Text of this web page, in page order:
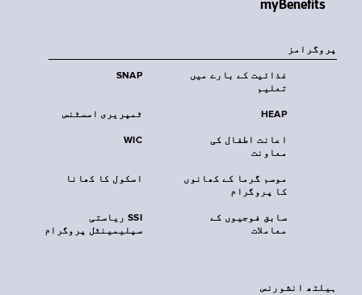
myBenefits
پروگرامز
SNAP
غذائیت کے بارے میں
تعلیم
ٹمپریری اسسٹنس HEAP
WIC
اعانت اطفال کی
معاونت
اسکول کا کھانا
موسم گرما کے کھانوں
کا پروگرام
SSI ریاستی
سپلیمینٹل پروگرام
سابق فوجیوں کے
معاملات
‏ہیلتھ انشورنس